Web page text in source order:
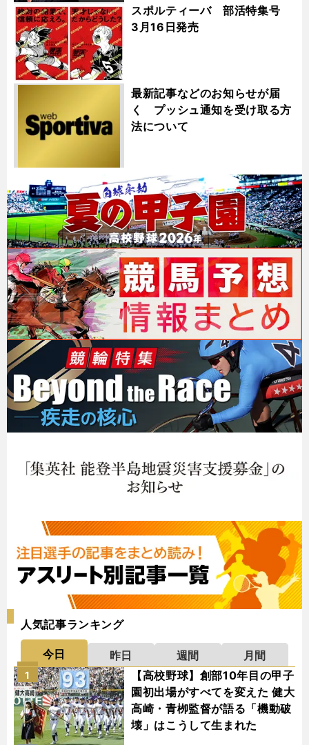
スポルティーバ 部活特集号
3月16日発売
最新記事などのお知らせが届
く プッシュ通知を受け取る方
法について
人気記事ランキング
今日 昨日 週間
月間
【高校野球】創部10年目の甲子
園初出場がすべてを変えた 健大
高崎・青栁監督が語る「機動破
壊」はこうして生まれた
1